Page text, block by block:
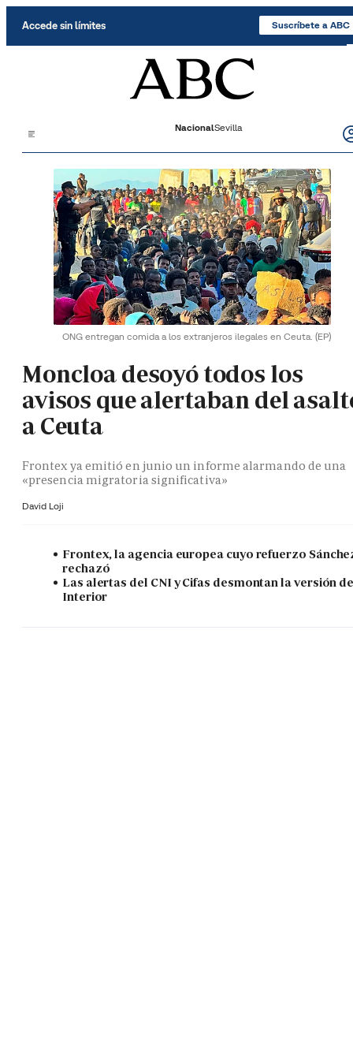
Accede sin límites Suscríbete a ABC
NacionalSevilla
ONG entregan comida a los extranjeros ilegales en Ceuta. (EP)
Moncloa desoyó todos los
avisos que alertaban del
a Ceuta
Frontex ya emitió en junio un informe alarmando de una
«presencia migratoria significativa»
David Loji
Frontex, la agencia europea cuyo refuerzo
rechazó
Las alertas del CNI y Cifas desmontan la versión
Interior